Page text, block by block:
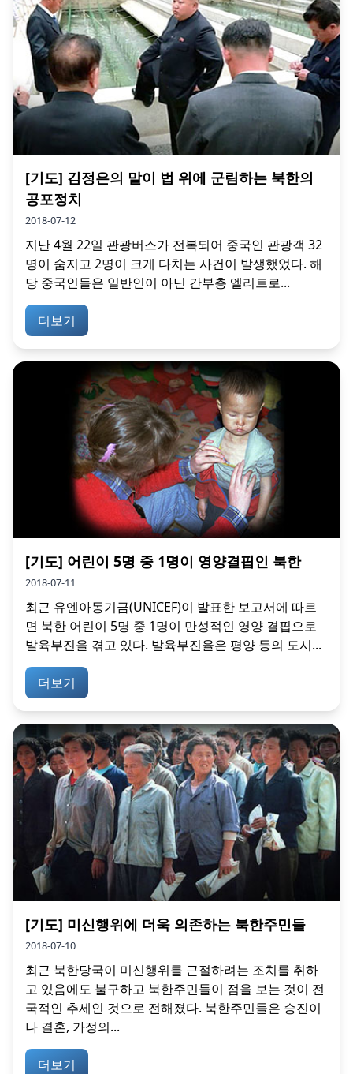
[기도] 김정은의 말이 법 위에 군림하는 북한의
공포정치
2018-07-12
지난 4월 22일 관광버스가 전복되어 중국인 관광객 32
명이 숨지고 2명이 크게 다치는 사건이 발생했었다. 해
당 중국인들은 일반인이 아닌 간부층 엘리트로...
더보기
[기도] 어린이 5명 중 1명이 영양결핍인 북한
2018-07-11
최근 유엔아동기금(UNICEF)이 발표한 보고서에 따르
면 북한 어린이 5명 중 1명이 만성적인 영양 결핍으로
발육부진을 겪고 있다. 발육부진율은 평양 등의 도시...
더보기
[기도] 미신행위에 더욱 의존하는 북한주민들
2018-07-10
최근 북한당국이 미신행위를 근절하려는 조치를 취하
고 있음에도 불구하고 북한주민들이 점을 보는 것이 전
국적인 추세인 것으로 전해졌다. 북한주민들은 승진이
나 결혼, 가정의...
더보기